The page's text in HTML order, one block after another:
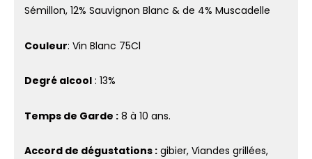
Sémillon, 12% Sauvignon Blanc & de 4% Muscadelle
Couleur: Vin Blanc 75Cl
Degré alcool : 13%
Temps de Garde : 8 à 10 ans.
Accord de dégustations : gibier, Viandes grillées,